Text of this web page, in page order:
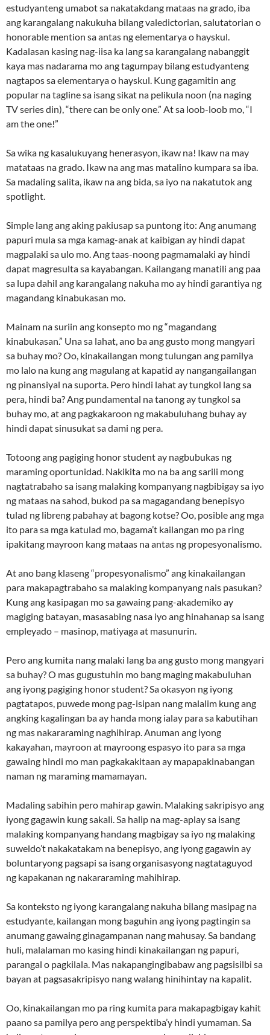
estudyanteng umabot sa nakatakdang mataas na grado, iba
ang karangalang nakukuha bilang valedictorian, salutatorian o
honorable mention sa antas ng elementarya o hayskul.
Kadalasan kasing nag-iisa ka lang sa karangalang nabanggit
kaya mas nadarama mo ang tagumpay bilang estudyanteng
nagtapos sa elementarya o hayskul. Kung gagamitin ang
popular na tagline sa isang sikat na pelikula noon (na naging
TV series din), “there can be only one.” At sa loob-loob mo, “I
am the one!”
Sa wika ng kasalukuyang henerasyon, ikaw na! Ikaw na may
matataas na grado. Ikaw na ang mas matalino kumpara sa iba.
Sa madaling salita, ikaw na ang bida, sa iyo na nakatutok ang
spotlight.
Simple lang ang aking pakiusap sa puntong ito: Ang anumang
papuri mula sa mga kamag-anak at kaibigan ay hindi dapat
magpalaki sa ulo mo. Ang taas-noong pagmamalaki ay hindi
dapat magresulta sa kayabangan. Kailangang manatili ang paa
sa lupa dahil ang karangalang nakuha mo ay hindi garantiya ng
magandang kinabukasan mo.
Mainam na suriin ang konsepto mo ng “magandang
kinabukasan.” Una sa lahat, ano ba ang gusto mong mangyari
sa buhay mo? Oo, kinakailangan mong tulungan ang pamilya
mo lalo na kung ang magulang at kapatid ay nangangailangan
ng pinansiyal na suporta. Pero hindi lahat ay tungkol lang sa
pera, hindi ba? Ang pundamental na tanong ay tungkol sa
buhay mo, at ang pagkakaroon ng makabuluhang buhay ay
hindi dapat sinusukat sa dami ng pera.
Totoong ang pagiging honor student ay nagbubukas ng
maraming oportunidad. Nakikita mo na ba ang sarili mong
nagtatrabaho sa isang malaking kompanyang nagbibigay sa iyo
ng mataas na sahod, bukod pa sa magagandang benepisyo
tulad ng libreng pabahay at bagong kotse? Oo, posible ang mga
ito para sa mga katulad mo, bagama’t kailangan mo pa ring
ipakitang mayroon kang mataas na antas ng propesyonalismo.
At ano bang klaseng “propesyonalismo” ang kinakailangan
para makapagtrabaho sa malaking kompanyang nais pasukan?
Kung ang kasipagan mo sa gawaing pang-akademiko ay
magiging batayan, masasabing nasa iyo ang hinahanap sa isang
empleyado – masinop, matiyaga at masunurin.
Pero ang kumita nang malaki lang ba ang gusto mong mangyari
sa buhay? O mas gugustuhin mo bang maging makabuluhan
ang iyong pagiging honor student? Sa okasyon ng iyong
pagtatapos, puwede mong pag-isipan nang malalim kung ang
angking kagalingan ba ay handa mong ialay para sa kabutihan
ng mas nakararaming naghihirap. Anuman ang iyong
kakayahan, mayroon at mayroong espasyo ito para sa mga
gawaing hindi mo man pagkakakitaan ay mapapakinabangan
naman ng maraming mamamayan.
Madaling sabihin pero mahirap gawin. Malaking sakripisyo ang
iyong gagawin kung sakali. Sa halip na mag-aplay sa isang
malaking kompanyang handang magbigay sa iyo ng malaking
suweldo’t nakakatakam na benepisyo, ang iyong gagawin ay
boluntaryong pagsapi sa isang organisasyong nagtataguyod
ng kapakanan ng nakararaming mahihirap.
Sa konteksto ng iyong karangalang nakuha bilang masipag na
estudyante, kailangan mong baguhin ang iyong pagtingin sa
anumang gawaing ginagampanan nang mahusay. Sa bandang
huli, malalaman mo kasing hindi kinakailangan ng papuri,
parangal o pagkilala. Mas nakapangingibabaw ang pagsisilbi sa
bayan at pagsasakripisyo nang walang hinihintay na kapalit.
Oo, kinakailangan mo pa ring kumita para makapagbigay kahit
paano sa pamilya pero ang perspektiba’y hindi yumaman. Sa